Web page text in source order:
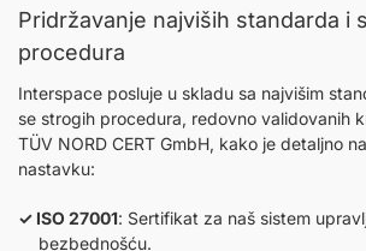
Pridržavanje najviših standarda i
procedura
Interspace posluje u skladu sa najvišim
se strogih procedura, redovno validovanih
TÜV NORD CERT GmbH, kako je detaljno
nastavku:
ISO 27001: Sertifikat za naš sistem
bezbednošću.